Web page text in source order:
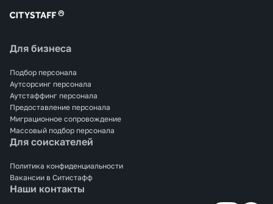
Наши контакты
Для бизнеса
Подбор персонала
Аутсорсинг персонала
Аутстаффинг персонала
Предоставление персонала
Миграционное сопровождение
Массовый подбор персонала
Для соискателей
Политика конфиденциальности
Вакансии в Ситистафф